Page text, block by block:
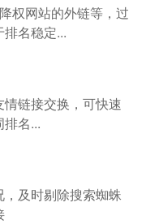
权网站的外链等，过
名稳定...
链接交换，可快速
名...
及时剔除搜索蜘蛛